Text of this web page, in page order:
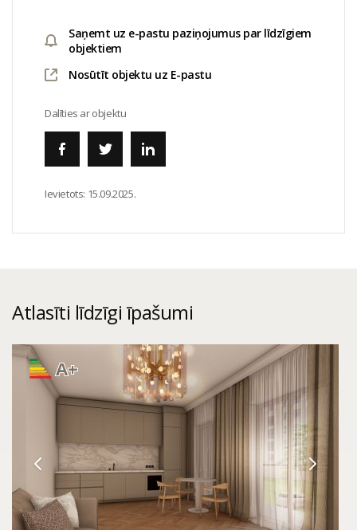
Saņemt uz e-pastu paziņojumus par līdzīgiem
objektiem
Nosūtīt objektu uz E-pastu
Dalīties ar objektu
Ievietots: 15.09.2025.
Atlasīti līdzīgi īpašumi
A+